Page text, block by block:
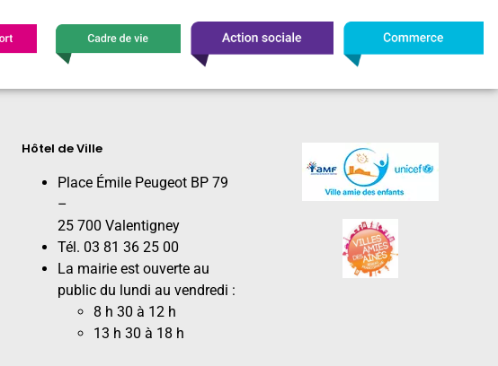
Hôtel de Ville
Place Émile Peugeot BP 79
–
25 700 Valentigney
Tél. 03 81 36 25 00
La mairie est ouverte au
public du lundi au vendredi :
8 h 30 à 12 h
13 h 30 à 18 h